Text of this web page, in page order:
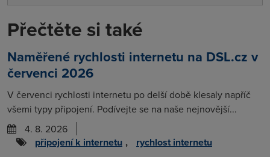
Přečtěte si také
Naměřené rychlosti internetu na DSL.cz v
červenci 2026
V červenci rychlosti internetu po delší době klesaly napříč
všemi typy připojení. Podívejte se na naše nejnovější...
4. 8. 2026
připojení k internetu , rychlost internetu